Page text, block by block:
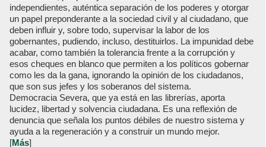
independientes, auténtica separación de los poderes y otorgar
un papel preponderante a la sociedad civil y al ciudadano, que
deben influir y, sobre todo, supervisar la labor de los
gobernantes, pudiendo, incluso, destituirlos. La impunidad debe
acabar, como también la tolerancia frente a la corrupción y
esos cheques en blanco que permiten a los políticos gobernar
como les da la gana, ignorando la opinión de los ciudadanos,
que son sus jefes y los soberanos del sistema.
Democracia Severa, que ya está en las librerías, aporta
lucidez, libertad y solvencia ciudadana. Es una reflexión de
denuncia que señala los puntos débiles de nuestro sistema y
ayuda a la regeneración y a construir un mundo mejor.
[Más]